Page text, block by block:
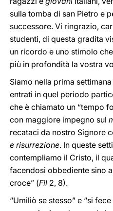
sulla tomba di san Pietro e
successore. Vi ringrazio,
studenti, di questa gradita
un ricordo e uno stimolo
più in profondità la vostra
Siamo nella prima
entrati in quel periodo
che è chiamato un “tempo
con maggiore impegno sul
recataci da nostro Signore
e risurrezione. In queste
contempliamo il Cristo, il
facendosi obbediente sino
croce” (Fil 2, 8).
“Umiliò se stesso” e “si